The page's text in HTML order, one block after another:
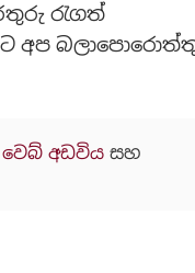
රැගත්
අප
වෙබ් අඩවිය සහ